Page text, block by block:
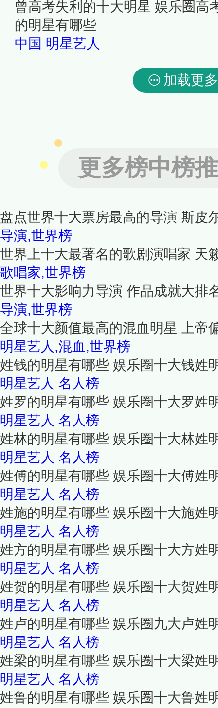
曾高考失利的十大明星 娱乐圈高
的明星有哪些
中国 明星艺人
加载更多
更多榜中榜
盘点世界十大票房最高的导演 斯皮
导演,世界榜
世界上十大最著名的歌剧演唱家 天
歌唱家,世界榜
世界十大影响力导演 作品成就大排
导演,世界榜
全球十大颜值最高的混血明星 上帝
明星艺人,混血,世界榜
姓钱的明星有哪些 娱乐圈十大钱姓
明星艺人 名人榜
姓罗的明星有哪些 娱乐圈十大罗姓
明星艺人 名人榜
姓林的明星有哪些 娱乐圈十大林姓
明星艺人 名人榜
姓傅的明星有哪些 娱乐圈十大傅姓
明星艺人 名人榜
姓施的明星有哪些 娱乐圈十大施姓
明星艺人 名人榜
姓方的明星有哪些 娱乐圈十大方姓
明星艺人 名人榜
姓贺的明星有哪些 娱乐圈十大贺姓
明星艺人 名人榜
姓卢的明星有哪些 娱乐圈九大卢姓
明星艺人 名人榜
姓梁的明星有哪些 娱乐圈十大梁姓
明星艺人 名人榜
姓鲁的明星有哪些 娱乐圈十大鲁姓